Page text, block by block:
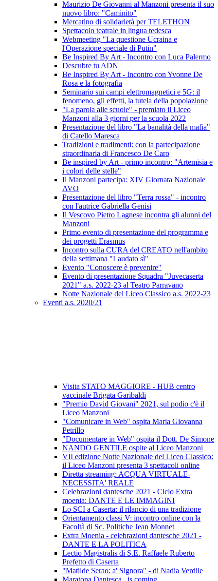
Maurizio De Giovanni al Manzoni presenta il suo
nuovo libro: "Caminito"
Mercatino di solidarietà per TELETHON
Spettacolo teatrale in lingua tedesca
Webmeeting "La questione Ucraina e
l'Operazione speciale di Putin"
Be Inspired By Art - Incontro con Luca Palermo
Descubre tu ADN
Be Inspired By Art - Incontro con Yvonne De
Rosa e la fotografia
Seminario sui campi elettromagnetici e 5G: il
fenomeno, gli effetti, la tutela della popolazione
"La parola alle scuole" - premiato il Liceo
Manzoni alla 3 giorni per la scuola 2022
Presentazione del libro "La banalità della mafia"
di Catello Maresca
Tradizioni e tradimenti: con la partecipazione
straordinaria di Francesco De Caro
Be inspired by Art - primo incontro: "Artemisia e
i colori delle stelle"
Il Manzoni partecipa: XIV Giornata Nazionale
AVO
Presentazione del libro "Terra rossa" - incontro
con l'autrice Gabriella Genisi
Il Vescovo Pietro Lagnese incontra gli alunni del
Manzoni
Primo evento di presentazione del programma e
dei progetti Erasmus
Incontro sulla CURA del CREATO nell'ambito
della settimana "Laudato sì"
Evento "Conoscere è prevenire"
Evento di presentazione Squadra "Juvecaserta
2021" a.s. 2022-23 al Teatro Parravano
Notte Nazionale del Liceo Classico a.s. 2022-23
Eventi a.s. 2020/21
Visita STATO MAGGIORE - HUB centro
vaccinale Brigata Garibaldi
"Premio David Giovani" 2021, sul podio c'è il
Liceo Manzoni
"Comunicare in Web" ospita Maria Giovanna
Petrillo
"Documentare in Web" ospita il Dott. De Simone
NANDO GENTILE ospite al Liceo Manzoni
VII edizione Notte Nazionale del Liceo Classico:
il Liceo Manzoni presenta 3 spettacoli online
Diretta streaming: ACQUA VIRTUALE-
NECESSITA' REALE
Celebrazioni dantesche 2021 - Ciclo Extra
moenia: DANTE E LE IMMAGINI
Lo SCI a Caserta: il rilancio di una tradizione
Orientamento classi V: incontro online con la
Facoltà di Sc. Politiche Jean Monnet
Extra Moenia - celebrazioni dantesche 2021 -
DANTE E LA POLITICA
Lectio Magistralis di S.E. Raffaele Ruberto
Prefetto di Caserta
"Matilde Serao: a' Signora" - di Nadia Verdile